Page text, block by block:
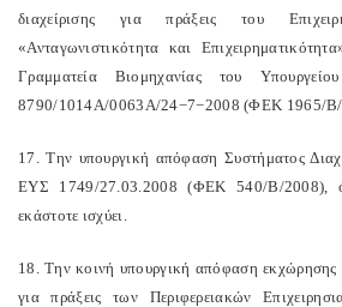
διαχείρισης για πράξεις του
«Ανταγωνιστικότητα και
Γραμματεία Βιομηχανίας του
8790/1014Α/0063Α/24−7−2008 (ΦΕΚ 1965/
17. Την υπουργική απόφαση Συστήματος
ΕΥΣ 1749/27.03.2008 (ΦΕΚ 540/Β/2008),
εκάστοτε ισχύει.
18. Την κοινή υπουργική απόφαση εκχώρησης
για πράξεις των Περιφερειακών